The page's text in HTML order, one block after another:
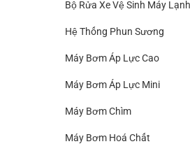
Bộ Rửa Xe Vệ Sinh Máy Lạnh
Hệ Thống Phun Sương
Máy Bơm Áp Lực Cao
Máy Bơm Áp Lực Mini
Máy Bơm Chìm
Máy Bơm Hoá Chất